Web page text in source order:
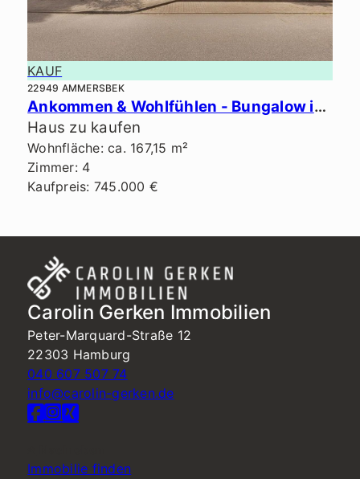
KAUF
22949 AMMERSBEK
Ankommen & Wohlfühlen - Bungalow in Bestlage von Ammersbek.
Haus zu kaufen
Wohnfläche: ca. 167,15 m²
Zimmer: 4
Kaufpreis: 745.000 €
Carolin Gerken Immobilien
Peter-Marquard-Straße 12
22303 Hamburg
040 607 507 74
info@carolin-gerken.de
Immobilie finden